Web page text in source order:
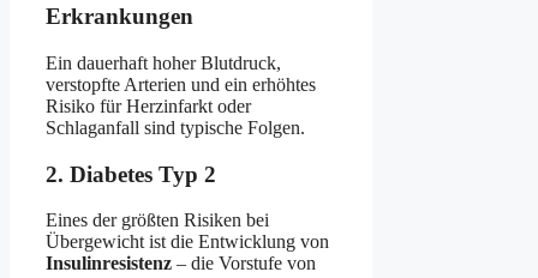
Erkrankungen
Ein dauerhaft hoher Blutdruck,
verstopfte Arterien und ein erhöhtes
Risiko für Herzinfarkt oder
Schlaganfall sind typische Folgen.
2. Diabetes Typ 2
Eines der größten Risiken bei
Übergewicht ist die Entwicklung von
Insulinresistenz – die Vorstufe von